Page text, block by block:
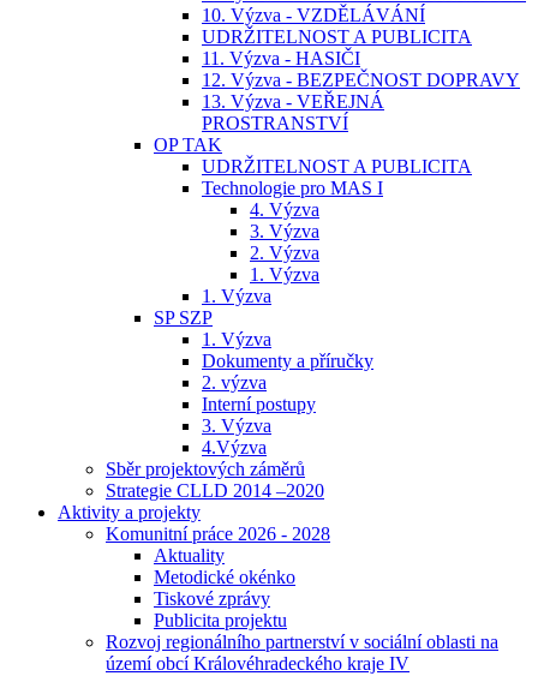
10. Výzva - VZDĚLÁVÁNÍ
UDRŽITELNOST A PUBLICITA
11. Výzva - HASIČI
12. Výzva - BEZPEČNOST DOPRAVY
13. Výzva - VEŘEJNÁ
PROSTRANSTVÍ
OP TAK
UDRŽITELNOST A PUBLICITA
Technologie pro MAS I
4. Výzva
3. Výzva
2. Výzva
1. Výzva
1. Výzva
SP SZP
1. Výzva
Dokumenty a příručky
2. výzva
Interní postupy
3. Výzva
4.Výzva
Sběr projektových záměrů
Strategie CLLD 2014 –2020
Aktivity a projekty
Komunitní práce 2026 - 2028
Aktuality
Metodické okénko
Tiskové zprávy
Publicita projektu
Rozvoj regionálního partnerství v sociální oblasti na
území obcí Královéhradeckého kraje IV